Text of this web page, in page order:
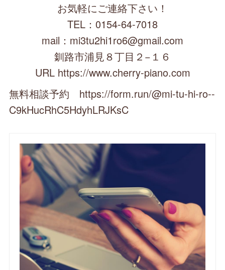
お気軽にご連絡下さい！
TEL：0154-64-7018
mail：mi3tu2hi1ro6@gmail.com
釧路市浦見８丁目２−１６
URL https://www.cherry-piano.com
無料相談予約 https://form.run/@mi-tu-hi-ro--
C9kHucRhC5HdyhLRJKsC